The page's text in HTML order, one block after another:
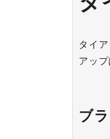
タイ
アッ
ブ